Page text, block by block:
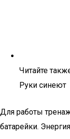
Читайте
Руки синеют
Для работы
батарейки.